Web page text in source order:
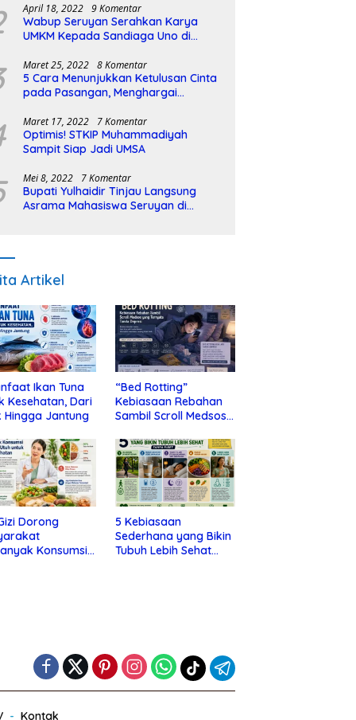
April 18, 2022 9 Komentar
Wabup Seruyan Serahkan Karya
UMKM Kepada Sandiaga Uno di
Maret 25, 2022 8 Komentar
5 Cara Menunjukkan Ketulusan Cinta
pada Pasangan, Menghargai
Maret 17, 2022 7 Komentar
Optimis! STKIP Muhammadiyah
Sampit Siap Jadi UMSA
Mei 8, 2022 7 Komentar
Bupati Yulhaidir Tinjau Langsung
Asrama Mahasiswa Seruyan di
Artikel
Ikan Tuna
Kesehatan, Dari
Hingga Jantung
“Bed Rotting”
Kebiasaan Rebahan
Sambil Scroll Medsos
Depresi
Dorong
Konsumsi
5 Kebiasaan
Sederhana yang Bikin
Tubuh Lebih Sehat
Kontak